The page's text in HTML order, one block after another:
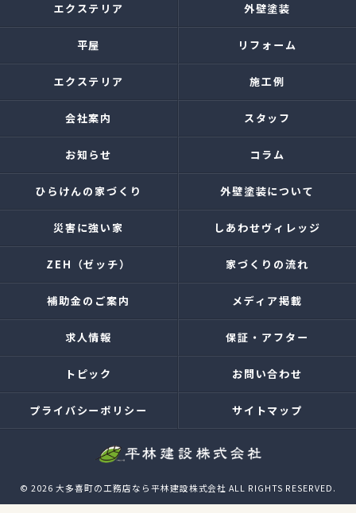
エクステリア 外壁塗装
平屋 リフォーム
エクステリア 施工例
会社案内 スタッフ
お知らせ コラム
ひらけんの家づくり 外壁塗装について
災害に強い家 しあわせヴィレッジ
ZEH（ゼッチ） 家づくりの流れ
補助金のご案内 メディア掲載
求人情報 保証・アフター
トピック お問い合わせ
プライバシーポリシー サイトマップ
© 2026 大多喜町の工務店なら平林建設株式会社 ALL RIGHTS RESERVED.